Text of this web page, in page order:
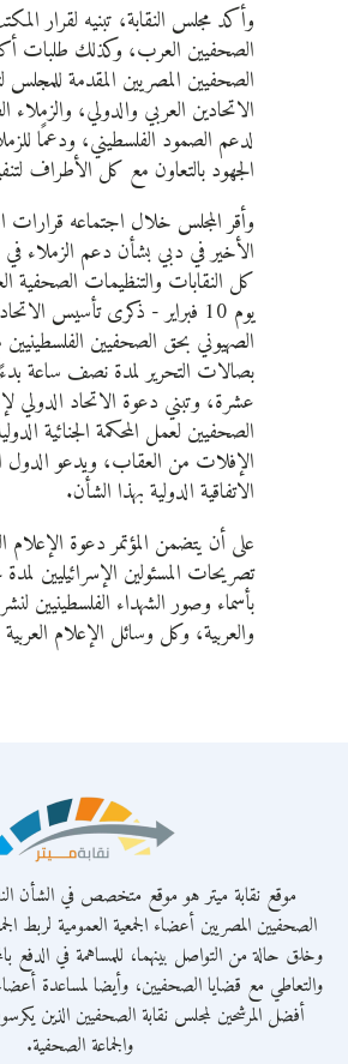
وأكد مجلس النقابة، تبنيه لقرار
الصحفيين المصريين المقدمة للمجلس
الاتحادين العربي والدولي،
لدعم الصمود الفلسطيني، ودعمًا
الجهود بالتعاون مع كل الأطراف
وأقر المجلس خلال اجتماعه قرارات
الأخير في دبي بشأن دعم الزملاء في
كل النقابات والتنظيمات الصحفية
يوم 10 فبراير - ذكرى تأسيس
الصهيوني بحق الصحفيين
بصالات التحرير لمدة نصف ساعة
عشرة، وتبني دعوة الاتحاد الدولي
الصحفيين لعمل المحكمة الجنائية
الإفلات من العقاب، ويدعو الدول
الاتفاقية الدولية بهذا الشأن.
على أن يتضمن المؤتمر دعوة الإعلام
تصريحات المسئولين الإسرائيليين
بأسماء وصور الشهداء الفلسطينيين
والعربية، وكل وسائل الإعلام العربية
موقع نقابة ميتر هو موقع متخصص في الشأن
الصحفيين المصريين أعضاء الجمعية العمومية لربط
وخلق حالة من التواصل بينهما، للمساهمة في الدفع
والتعاطي مع قضايا الصحفيين، وأيضا لمساعدة أعضاء
أفضل المرشحين لمجلس نقابة الصحفيين الذين
والجماعة الصحفية.